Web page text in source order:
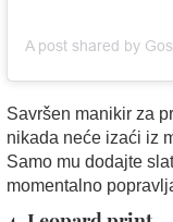
Savršen manikir za
nikada neće izaći iz
Samo mu dodajte
momentalno